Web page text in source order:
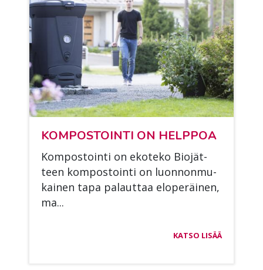
KOM­POS­TOIN­TI ON HELP­POA
Kom­pos­toin­ti on eko­te­ko Bio­jät­
teen kom­pos­toin­ti on luon­non­mu­
kai­nen tapa pa­laut­taa elo­pe­räi­nen,
ma...
KATSO LISÄÄ